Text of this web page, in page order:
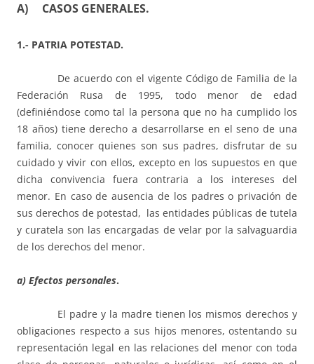
A) CASOS GENERALES.
1.- PATRIA POTESTAD.
De acuerdo con el vigente Código de Familia de la
Federación Rusa de 1995, todo menor de edad
(definiéndose como tal la persona que no ha cumplido los
18 años) tiene derecho a desarrollarse en el seno de una
familia, conocer quienes son sus padres, disfrutar de su
cuidado y vivir con ellos, excepto en los supuestos en que
dicha convivencia fuera contraria a los intereses del
menor. En caso de ausencia de los padres o privación de
sus derechos de potestad, las entidades públicas de tutela
y curatela son las encargadas de velar por la salvaguardia
de los derechos del menor.
a) Efectos personales.
El padre y la madre tienen los mismos derechos y
obligaciones respecto a sus hijos menores, ostentando su
representación legal en las relaciones del menor con toda